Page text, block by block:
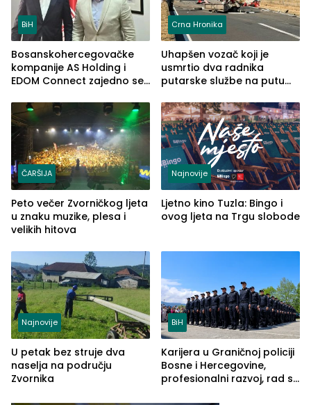
BiH
Bosanskohercegovačke
kompanije AS Holding i
EDOM Connect zajedno se
Crna Hronika
Uhapšen vozač koji je
usmrtio dva radnika
putarske službe na putu
(FOTO)
ČARŠIJA
Peto večer Zvorničkog ljeta
u znaku muzike, plesa i
velikih hitova
Najnovije
Ljetno kino Tuzla: Bingo i
ovog ljeta na Trgu slobode
Najnovije
U petak bez struje dva
naselja na području
Zvornika
BiH
Karijera u Graničnoj policiji
Bosne i Hercegovine,
profesionalni razvoj, rad sa